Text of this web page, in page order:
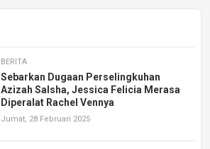
BERITA
Sebarkan Dugaan Perselingkuhan
Azizah Salsha, Jessica Felicia Merasa
Diperalat Rachel Vennya
Jumat, 28 Februari 2025